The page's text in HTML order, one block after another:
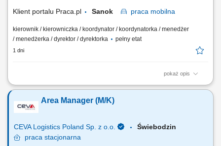
Klient portalu Praca.pl Sanok praca mobilna
kierownik / kierowniczka / koordynator / koordynatorka / menedżer
/ menedżerka / dyrektor / dyrektorka
pełny etat
1 dni
pokaż opis
Nadzór nad działalnością podległych placówek i regularne wizyty w
zaangażowania. Realizacja planów sprzedażowych oraz
wyznaczonych wskaźników biznesowych (KPI). Odpowiedzialność za
Area Manager (M/K)
CEVA Logistics Poland Sp. z o.o.
Świebodzin
praca stacjonarna